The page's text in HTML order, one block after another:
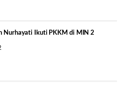
Nurhayati Ikuti PKKM di MIN 2